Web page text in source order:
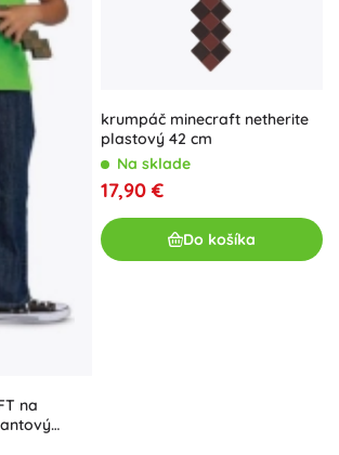
na
krumpáč minecraft netherite
plastový 42 cm
Na sklade
17,90 €
Do košíka